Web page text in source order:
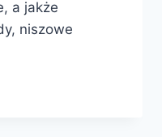
a jakże
niszowe